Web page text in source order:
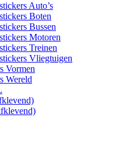
Auto’s
Boten
Bussen
Motoren
Treinen
Vliegtuigen
Vormen
Wereld